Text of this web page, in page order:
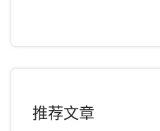
推荐文章